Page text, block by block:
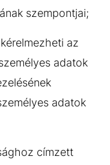
szempontjai;
az
adatok
adatok
címzett